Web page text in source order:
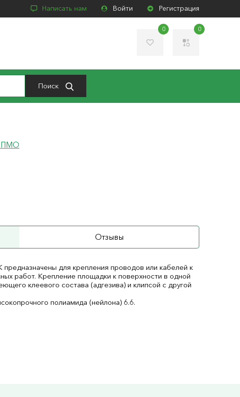
Написать нам Войти Регистрация
0 0
Поиск
ПМО
Отзывы
для крепления проводов или кабелей к
работ. Крепление площадки к поверхности в одной
клеевого состава (адгезива) и клипсой с другой
полиамида (нейлона) 6.6.